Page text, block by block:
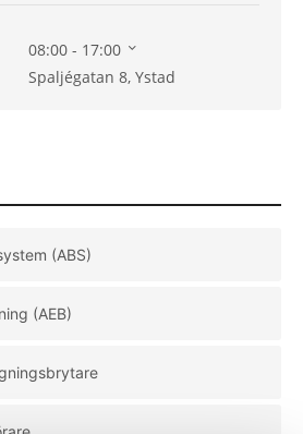
08:00 - 17:00
Lördag
Stängt
Spaljégatan 8, Ystad
(ABS)
(AEB)